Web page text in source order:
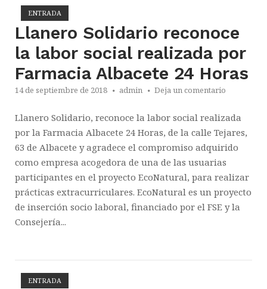
ENTRADA
Llanero Solidario reconoce
la labor social realizada por
Farmacia Albacete 24 Horas
14 de septiembre de 2018 admin Deja un comentario
Llanero Solidario, reconoce la labor social realizada
por la Farmacia Albacete 24 Horas, de la calle Tejares,
63 de Albacete y agradece el compromiso adquirido
como empresa acogedora de una de las usuarias
participantes en el proyecto EcoNatural, para realizar
prácticas extracurriculares. EcoNatural es un proyecto
de inserción socio laboral, financiado por el FSE y la
Consejería...
ENTRADA